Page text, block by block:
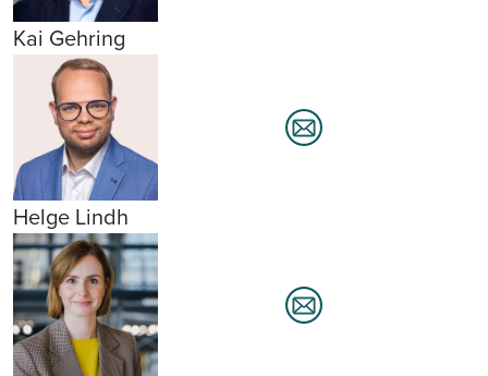
Kai Gehring
Helge Lindh